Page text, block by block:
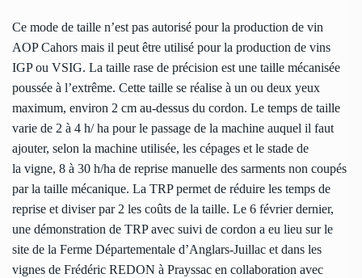
Ce mode de taille n’est pas autorisé pour la production de vin
AOP Cahors mais il peut être utilisé pour la production de vins
IGP ou VSIG. La taille rase de précision est une taille mécanisée
poussée à l’extrême. Cette taille se réalise à un ou deux yeux
maximum, environ 2 cm au-dessus du cordon. Le temps de taille
varie de 2 à 4 h/ ha pour le passage de la machine auquel il faut
ajouter, selon la machine utilisée, les cépages et le stade de
la vigne, 8 à 30 h/ha de reprise manuelle des sarments non coupés
par la taille mécanique. La TRP permet de réduire les temps de
reprise et diviser par 2 les coûts de la taille. Le 6 février dernier,
une démonstration de TRP avec suivi de cordon a eu lieu sur le
site de la Ferme Départementale d’Anglars-Juillac et dans les
vignes de Frédéric REDON à Prayssac en collaboration avec